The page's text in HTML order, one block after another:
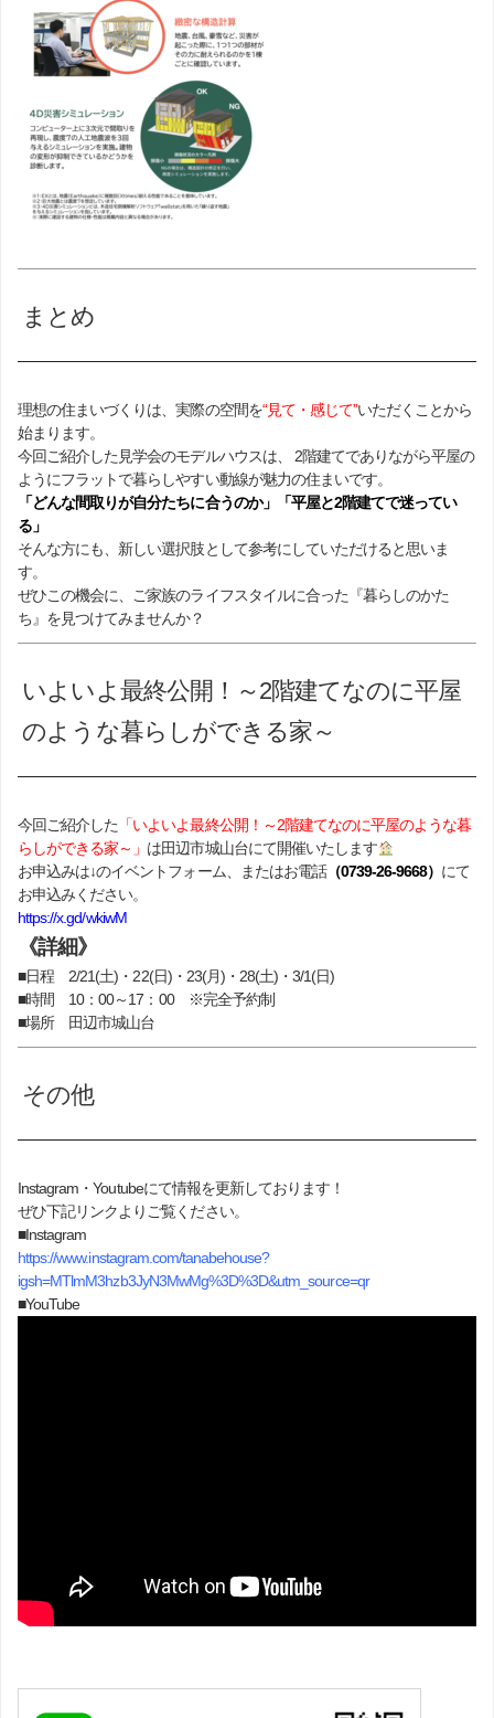
まとめ
理想の住まいづくりは、実際の空間を“見て・感じて”いただくことから
始まります。
今回ご紹介した見学会のモデルハウスは、 2階建てでありながら平屋の
ようにフラットで暮らしやすい動線が魅力の住まいです。
「どんな間取りが自分たちに合うのか」「平屋と2階建てで迷ってい
る」
そんな方にも、新しい選択肢として参考にしていただけると思いま
す。
ぜひこの機会に、ご家族のライフスタイルに合った『暮らしのかた
ち』を見つけてみませんか？
いよいよ最終公開！～2階建てなのに平屋
のような暮らしができる家～
今回ご紹介した 「いよいよ最終公開！～2階建てなのに平屋のような暮
らしができる家～」 は田辺市城山台にて開催いたします
お申込みは↓のイベントフォーム、またはお電話（0739-26-9668） にて
お申込みください。
https://x.gd/wkiwM
《詳細》
■日程 2/21(土)・22(日)・23(月)・28(土)・3/1(日)
■時間 10：00～17：00 ※完全予約制
■場所 田辺市城山台
その他
Instagram・Youtubeにて情報を更新しております！
ぜひ下記リンクよりご覧ください。
■Instagram
https://www.instagram.com/tanabehouse?
igsh=MTlmM3hzb3JyN3MwMg%3D%3D&utm_source=qr
■YouTube